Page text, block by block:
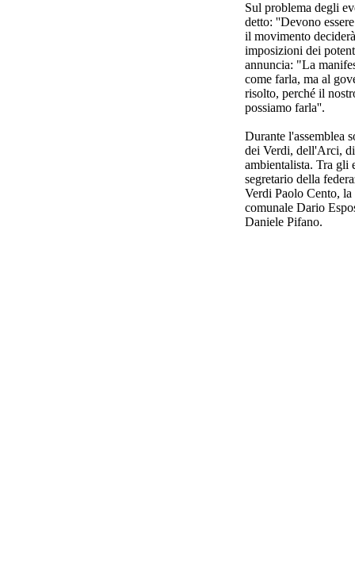
Sul problema degli
detto: ''Devono
il movimento
imposizioni dei
annuncia: "La
come farla, ma al
risolto, perché il
possiamo farla''.
Durante l'assemblea
dei Verdi, dell'Arci,
ambientalista. Tra gli
segretario della
Verdi Paolo Cento,
comunale Dario
Daniele Pifano.